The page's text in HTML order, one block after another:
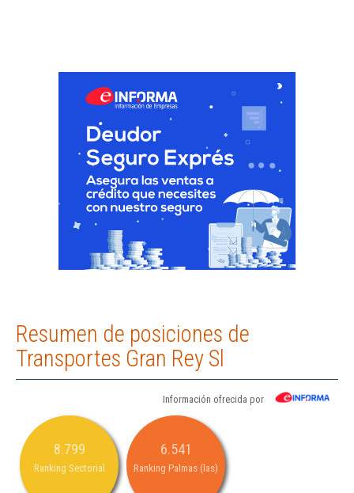
Resumen de posiciones de
Transportes Gran Rey Sl
Información ofrecida por
8.799
Ranking Sectorial
6.541
Ranking Palmas (las)